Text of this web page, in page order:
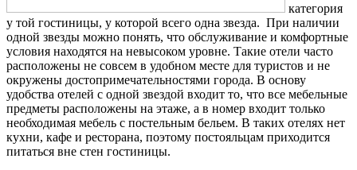
категория
у той гостиницы, у которой всего одна звезда. При наличии
одной звезды можно понять, что обслуживание и комфортные
условия находятся на невысоком уровне. Такие отели часто
расположены не совсем в удобном месте для туристов и не
окружены достопримечательностями города. В основу
удобства отелей с одной звездой входит то, что все мебельные
предметы расположены на этаже, а в номер входит только
необходимая мебель с постельным бельем. В таких отелях нет
кухни, кафе и ресторана, поэтому постояльцам приходится
питаться вне стен гостиницы.